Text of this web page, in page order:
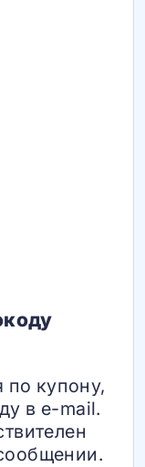
по купону,
в e-mail.